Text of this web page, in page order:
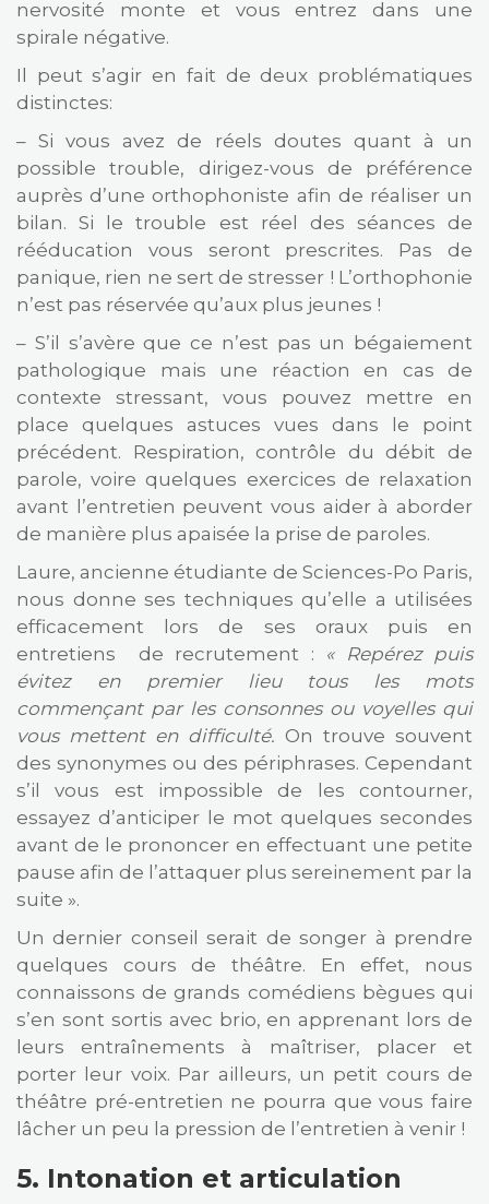
nervosité monte et vous entrez dans une
spirale négative.
Il peut s’agir en fait de deux problématiques
distinctes:
– Si vous avez de réels doutes quant à un
possible trouble, dirigez-vous de préférence
auprès d’une orthophoniste afin de réaliser un
bilan. Si le trouble est réel des séances de
rééducation vous seront prescrites. Pas de
panique, rien ne sert de stresser ! L’orthophonie
n’est pas réservée qu’aux plus jeunes !
– S’il s’avère que ce n’est pas un bégaiement
pathologique mais une réaction en cas de
contexte stressant, vous pouvez mettre en
place quelques astuces vues dans le point
précédent. Respiration, contrôle du débit de
parole, voire quelques exercices de relaxation
avant l’entretien peuvent vous aider à aborder
de manière plus apaisée la prise de paroles.
Laure, ancienne étudiante de Sciences-Po Paris,
nous donne ses techniques qu’elle a utilisées
efficacement lors de ses oraux puis en
entretiens de recrutement : « Repérez puis
évitez en premier lieu tous les mots
commençant par les consonnes ou voyelles qui
vous mettent en difficulté. On trouve souvent
des synonymes ou des périphrases. Cependant
s’il vous est impossible de les contourner,
essayez d’anticiper le mot quelques secondes
avant de le prononcer en effectuant une petite
pause afin de l’attaquer plus sereinement par la
suite ».
Un dernier conseil serait de songer à prendre
quelques cours de théâtre. En effet, nous
connaissons de grands comédiens bègues qui
s’en sont sortis avec brio, en apprenant lors de
leurs entraînements à maîtriser, placer et
porter leur voix. Par ailleurs, un petit cours de
théâtre pré-entretien ne pourra que vous faire
lâcher un peu la pression de l’entretien à venir !
5. Intonation et articulation